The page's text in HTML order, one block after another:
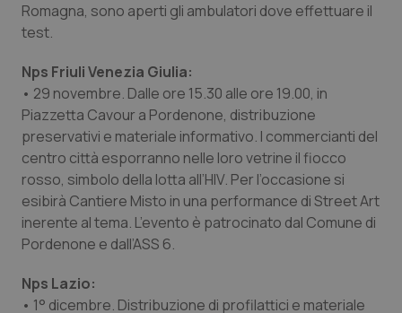
Tiroide
Tumore al seno
Tumore ovarico
Tumori del Polmone & Testa Collo
Tumori gastrointestinali
Vaccini
Romagna, sono aperti gli ambulatori dove effettuare il
test.
Nps Friuli Venezia Giulia:
• 29 novembre. Dalle ore 15.30 alle ore 19.00, in
Piazzetta Cavour a Pordenone, distribuzione
preservativi e materiale informativo. I commercianti del
centro città esporranno nelle loro vetrine il fiocco
rosso, simbolo della lotta all’HIV. Per l’occasione si
esibirà Cantiere Misto in una performance di Street Art
inerente al tema. L’evento è patrocinato dal Comune di
Pordenone e dall’ASS 6.
Nps Lazio:
• 1° dicembre. Distribuzione di profilattici e materiale